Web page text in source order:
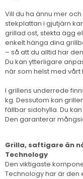
Vill du ha ännu mer
stekplattan i gjutjärn
grillad ost, stekta ägg
enkelt hänga dina
– så att du alltid har
Du kan ytterligare
när som helst med vårt
I grillens underrede
kg. Dessutom kan
fällbar sidohylla. Du
Den garanterar
Grilla, saftigare än
Technology
Den viktigaste
Technology har är